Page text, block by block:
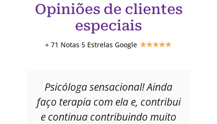
Opiniões de clientes
especiais
+ 71 Notas 5 Estrelas Google ★★★★★
Psicóloga sensacional! Ainda
faço terapia com ela e, contribui
e continua contribuindo muito